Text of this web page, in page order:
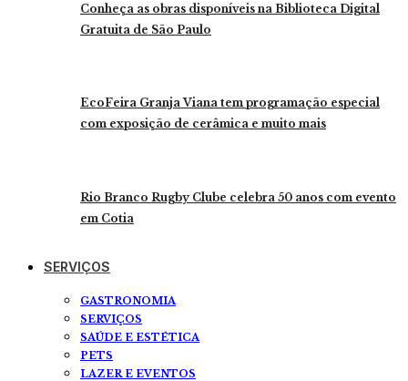
Conheça as obras disponíveis na Biblioteca Digital
Gratuita de São Paulo
EcoFeira Granja Viana tem programação especial
com exposição de cerâmica e muito mais
Rio Branco Rugby Clube celebra 50 anos com evento
em Cotia
SERVIÇOS
GASTRONOMIA
SERVIÇOS
SAÚDE E ESTÉTICA
PETS
LAZER E EVENTOS